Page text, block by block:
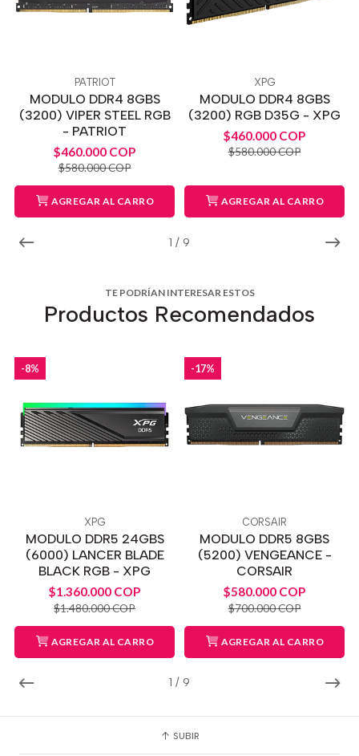
1 / 9
PATRIOT
MODULO DDR4 8GBS
(3200) VIPER STEEL RGB
- PATRIOT
$460.000 COP
$580.000 COP
AGREGAR AL CARRO
XPG
MODULO DDR4 8GBS
(3200) RGB D35G - XPG
$460.000 COP
$580.000 COP
AGREGAR AL CARRO
TE PODRÍAN INTERESAR ESTOS
Productos Recomendados
1 / 9
-8%
XPG
MODULO DDR5 24GBS
(6000) LANCER BLADE
BLACK RGB - XPG
$1.360.000 COP
$1.480.000 COP
AGREGAR AL CARRO
-17%
CORSAIR
MODULO DDR5 8GBS
(5200) VENGEANCE -
CORSAIR
$580.000 COP
$700.000 COP
AGREGAR AL CARRO
SUBIR